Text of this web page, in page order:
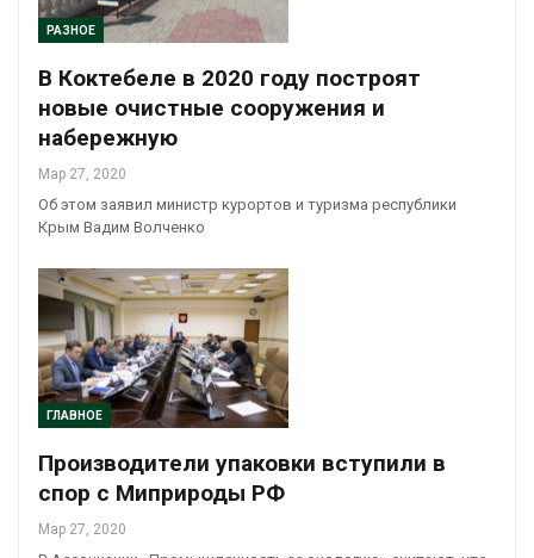
РАЗНОЕ
В Коктебеле в 2020 году построят
новые очистные сооружения и
набережную
Мар 27, 2020
Об этом заявил министр курортов и туризма республики
Крым Вадим Волченко
ГЛАВНОЕ
Производители упаковки вступили в
спор с Миприроды РФ
Мар 27, 2020